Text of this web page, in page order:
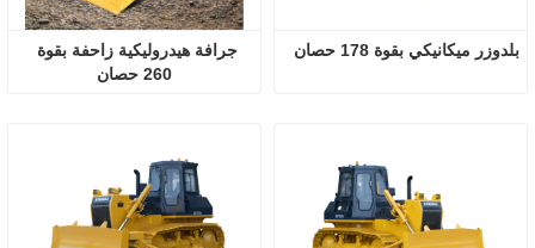
260 حصان
بلدوزر ميكانيكي بقوة 178 حصان